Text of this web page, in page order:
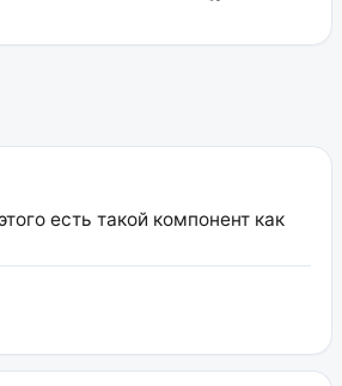
есть такой компонент как